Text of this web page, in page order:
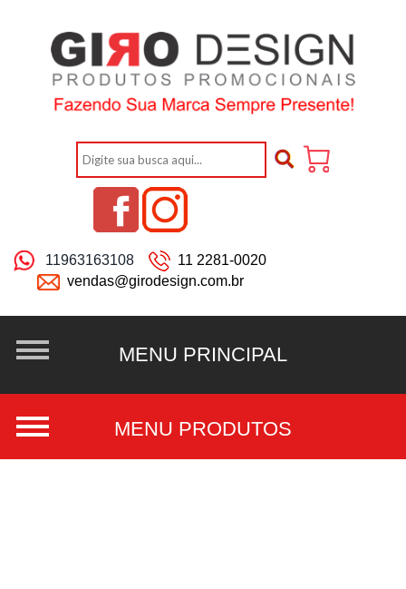
11963163108
11 2281-0020
vendas@girodesign.com.br